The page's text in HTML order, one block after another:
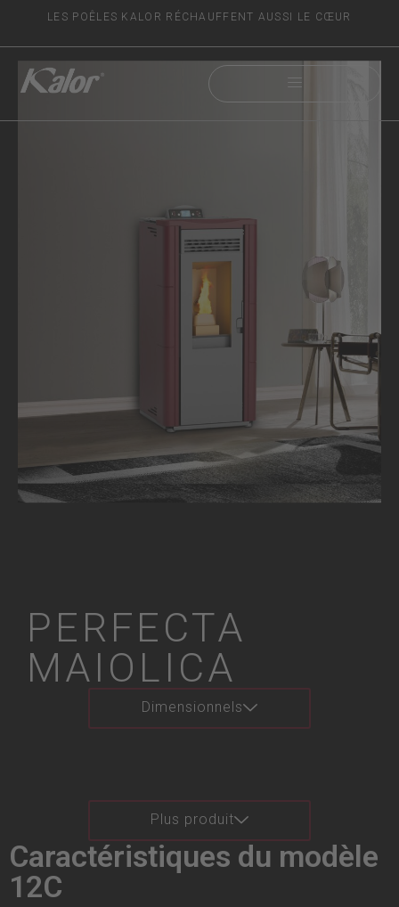
LES POÊLES KALOR RÉCHAUFFENT AUSSI LE CŒUR
PERFECTA
MAIOLICA
Dimensionnels
Plus produit
Caractéristiques du modèle
12C